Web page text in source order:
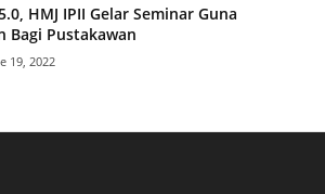
HMJ IPII Gelar Seminar Guna
Bagi Pustakawan
19, 2022